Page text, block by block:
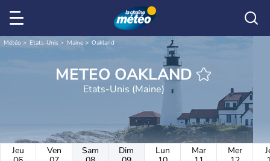
Météo Etats-Unis Maine Oakland
METEO OAKLAND
Etats-Unis (Maine)
Jeu
Ven
Sam
Dim
Lun
Mar
Mer